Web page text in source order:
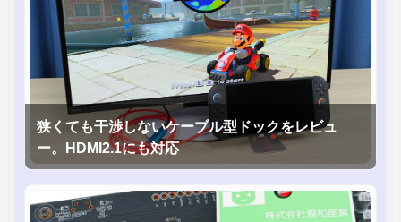
狭くても干渉しないケーブル型ドックをレビュ
ー。HDMI2.1にも対応